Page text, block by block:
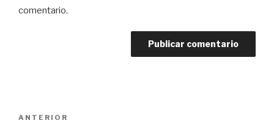
comentario.
Navegación
Entrada
ANTERIOR